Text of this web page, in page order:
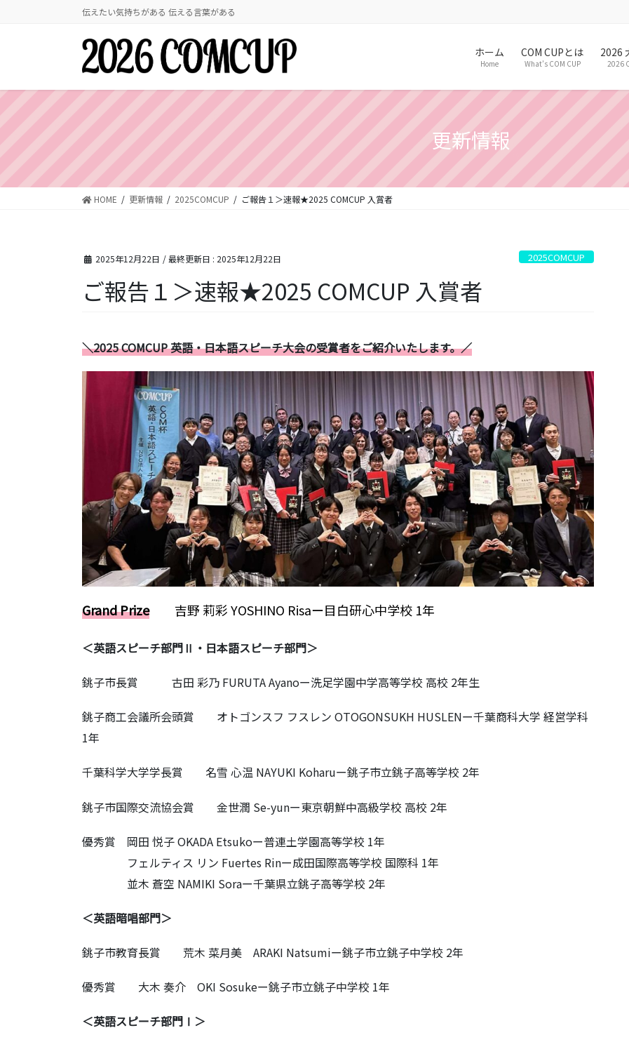
に
ョ
伝えたい気持ちがある 伝える言葉がある
ホーム
Home
COM CUPとは
What’s COM CUP
2026
2026
更新情報
HOME 更新情報 2025COMCUP ご報告１＞速報★2025 COMCUP 入賞者
2025年12月22日 / 最終更新日 : 2025年12月22日 2025COMCUP
ご報告１＞速報★2025 COMCUP 入賞者
＼2025 COMCUP 英語・日本語スピーチ大会の受賞者をご紹介いたします。／
Grand Prize吉野 莉彩 YOSHINO Risaー目白研心中学校 1年
＜英語スピーチ部門Ⅱ・日本語スピーチ部門＞
銚子市長賞 古田 彩乃 FURUTA Ayanoー洗足学園中学高等学校 高校 2年生
銚子商工会議所会頭賞 オトゴンスフ フスレン OTOGONSUKH HUSLENー千葉商科大学 経営学科
1年
千葉科学大学学長賞 名雪 心温 NAYUKI Koharuー銚子市立銚子高等学校 2年
銚子市国際交流協会賞 金世潤 Se-yunー東京朝鮮中高級学校 高校 2年
優秀賞 岡田 悦子 OKADA Etsukoー普連土学園高等学校 1年
フェルティス リン Fuertes Rinー成田国際高等学校 国際科 1年
並木 蒼空 NAMIKI Soraー千葉県立銚子高等学校 2年
＜英語暗唱部門＞
銚子市教育長賞 荒木 菜月美 ARAKI Natsumiー銚子市立銚子中学校 2年
優秀賞 大木 奏介 OKI Sosukeー銚子市立銚子中学校 1年
＜英語スピーチ部門Ⅰ＞